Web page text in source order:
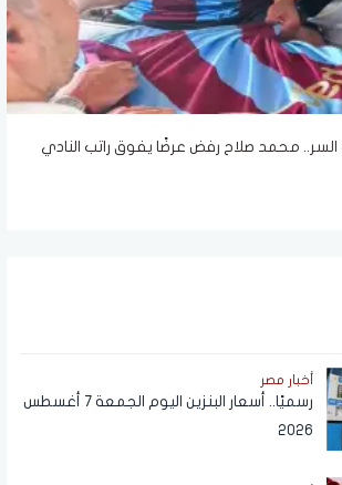
محمد صلاح رفض عرضًا يفوق راتب النادي
أخبار مصر
رسميًا.. أسعار البنزين اليوم الجمعة 7 أغسطس
2026